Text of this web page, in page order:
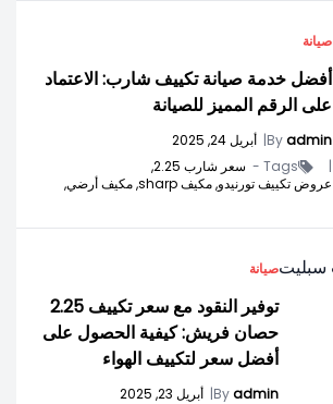
صيانة
أفضل خدمة صيانة تكييف شارب: الاعتماد
على الرقم المميز للصيانة
Byadmin
| أبريل 24, 2025
|
Tags -
سعر شارب 2.25,
عروض تكييف تورنيدو,مكيف sharp, مكيف أرضي,
صيانة
توفير النقود مع سعر تكييف 2.25
حصان فريش: كيفية الحصول على
أفضل سعر لتكييف الهواء
Byadmin
| أبريل 23, 2025